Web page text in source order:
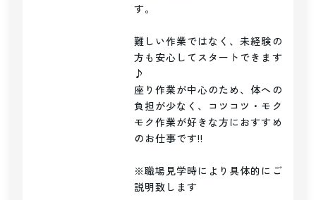
す。
難しい作業ではなく、未経験の
方も安心してスタートできます
♪
座り作業が中心のため、体への
負担が少なく、コツコツ・モク
モク作業が好きな方におすすめ
のお仕事です!!
※職場見学時により具体的にご
説明致します